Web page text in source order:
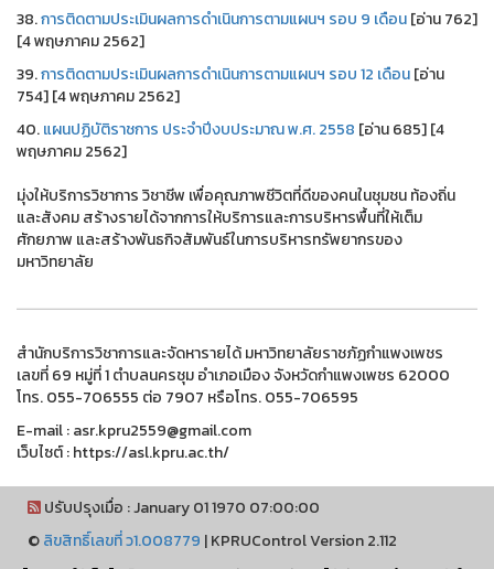
38.การติดตามประเมินผลการดำเนินการตามแผนฯ รอบ 9 เดือน[อ่าน 762]
[4 พฤษภาคม 2562]
39.การติดตามประเมินผลการดำเนินการตามแผนฯ รอบ 12 เดือน[อ่าน
754] [4 พฤษภาคม 2562]
40.แผนปฏิบัติราชการ ประจำปีงบประมาณ พ.ศ. 2558 [อ่าน 685] [4
พฤษภาคม 2562]
มุ่งให้บริการวิชาการ วิชาชีพ เพื่อคุณภาพชีวิตที่ดีของคนในชุมชน ท้องถิ่น
และสังคม สร้างรายได้จากการให้บริการและการบริหารพื้นที่ให้เต็ม
ศักยภาพ และสร้างพันธกิจสัมพันธ์ในการบริหารทรัพยากรของ
มหาวิทยาลัย
สำนักบริการวิชาการและจัดหารายได้ มหาวิทยาลัยราชภัฏกำแพงเพชร
เลขที่ 69 หมู่ที่ 1 ตำบลนครชุม อำเภอเมือง จังหวัดกำแพงเพชร 62000
โทร. 055-706555 ต่อ 7907 หรือโทร. 055-706595
E-mail : asr.kpru2559@gmail.com
เว็บไซต์ : https://asl.kpru.ac.th/
ปรับปรุงเมื่อ : January 01 1970 07:00:00
©ลิขสิทธิ์เลขที่ ว1.008779 |KPRUControl Version 2.112